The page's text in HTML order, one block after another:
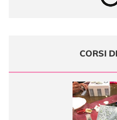
CORSI